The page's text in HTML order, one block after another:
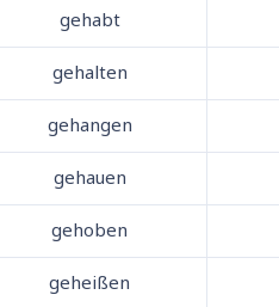
gehabt
gehalten
gehangen
gehauen
gehoben
geheißen